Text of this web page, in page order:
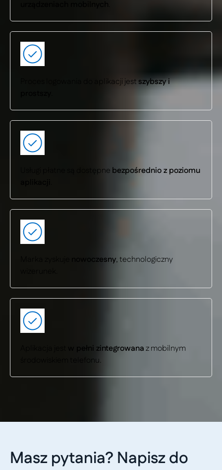
Proces logowania do aplikacji jestszybszy i
Usługi płatne są dostępne bezpośrednio z poziomu
nowoczesny, technologiczny
w pełni zintegrowanaz mobilnym
środowiskiem telefonu.
Masz pytania? Napisz do